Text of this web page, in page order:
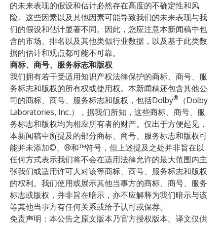
的未来表现的假设和估计必然存在高度的不确定性和风
险。这些因素以及其他因素可能导致我们的未来表现与我
们的假设和估计显著不同。因此，您应注意本新闻稿中包
含的市场、排名以及其他类似行业数据，以及基于此类数
据的估计和观点都可能不可靠。
商标、商号、服务标志和版权
我们拥有若干受适用知识产权法律保护的商标、商号、服
务标志和版权的所有权或使用权。本新闻稿还包含其他公
司的商标、商号、服务标志和版权，包括Dolby®
（Dolby
Laboratories, Inc.），据我们所知，这些商标、商号、服
务标志和版权均为相应所有者的财产。仅出于方便起见，
本新闻稿中所提及的部分商标、商号、服务标志和版权可
能并未添加©、®和™符号，但上述提及之处并非旨在以
任何方式表示我们将不会在适用法律允许的最大范围内主
张我们或适用许可人对该等商标、商号、服务标志和版权
的权利。我们使用或展示其他当事方的商标、商号、服务
标志或版权，并非旨在暗示，亦不应解释为我们暗示与该
等其他当事方有任何关系或给予认可或保荐。
免责声明：本公告之原文版本乃官方授权版本。译文仅供